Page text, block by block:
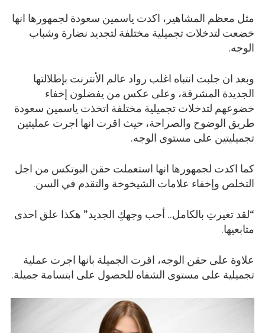
مثل معظم المشاهير، اكدت ياسمين سعودة لجمهورها انها
خضعت لتدخلات تجميلية مختلفة لتجديد نضارة وشباب
الوجه.
وبعد ان جلبت انتباه اغلب رواد عالم الأنترنت بإطلالتها
الجديدة المشرقة، وعلى عكس من يفضلون إخفاء
خضوعهم لتدخلات تجميلية مختلفة اتخذت ياسمين سعودة
طريق الوضوح والصراحة، حيث اقرت انها اجرت عمليتين
تجميليتين على مستوى الوجه.
كما اكدت لجمهورها انها استعملت حقن البوتكس من اجل
التخلص وإخفاء علامات الشيخوخة والتقدم في السن.
“لقد تغيرتِ بالكامل.. أحب وجهكِ الجديد” هكذا علق احدى
متابعيها.
علاوة على حقن الوجه، اقرت الجميلة بانها اجرت عملية
تجميلية على مستوى الشفاه للحصول على ابتسامة جميلة.